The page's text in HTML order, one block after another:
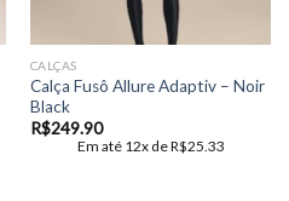
CALÇAS
Calça Fusô Allure Adaptiv – Noir
Black
R$249.90
Em até 12x deR$25.33